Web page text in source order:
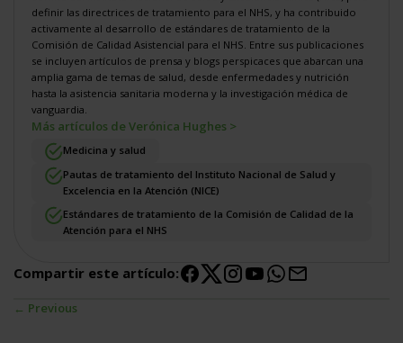
definir las directrices de tratamiento para el NHS, y ha contribuido
activamente al desarrollo de estándares de tratamiento de la
Comisión de Calidad Asistencial para el NHS. Entre sus publicaciones
se incluyen artículos de prensa y blogs perspicaces que abarcan una
amplia gama de temas de salud, desde enfermedades y nutrición
hasta la asistencia sanitaria moderna y la investigación médica de
vanguardia.
Más artículos de Verónica Hughes >
Medicina y salud
Pautas de tratamiento del Instituto Nacional de Salud y
Excelencia en la Atención (NICE)
Estándares de tratamiento de la Comisión de Calidad de la
Atención para el NHS
Compartir este artículo:
← Previous